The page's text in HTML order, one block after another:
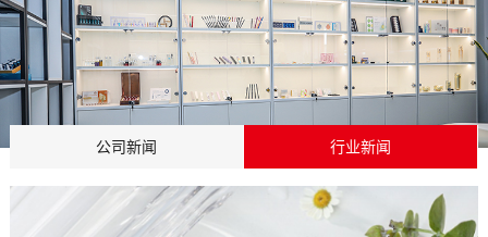
公司新闻 行业新闻